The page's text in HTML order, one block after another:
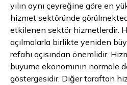
yılın aynı çeyreğine göre en
hizmet sektöründe
etkilenen sektör hizmetlerdir.
açılmalarla birlikte yeniden
refahı açısından önemlidir.
büyüme ekonominin normale
göstergesidir. Diğer taraftan